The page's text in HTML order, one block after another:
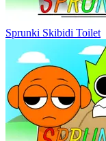
Sprunki Skibidi Toilet